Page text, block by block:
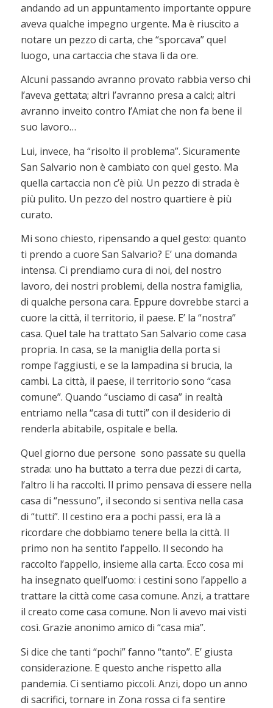
andando ad un appuntamento importante oppure
aveva qualche impegno urgente. Ma è riuscito a
notare un pezzo di carta, che “sporcava” quel
luogo, una cartaccia che stava lì da ore.
Alcuni passando avranno provato rabbia verso chi
l’aveva gettata; altri l’avranno presa a calci; altri
avranno inveito contro l’Amiat che non fa bene il
suo lavoro…
Lui, invece, ha “risolto il problema”. Sicuramente
San Salvario non è cambiato con quel gesto. Ma
quella cartaccia non c’è più. Un pezzo di strada è
più pulito. Un pezzo del nostro quartiere è più
curato.
Mi sono chiesto, ripensando a quel gesto: quanto
ti prendo a cuore San Salvario? E’ una domanda
intensa. Ci prendiamo cura di noi, del nostro
lavoro, dei nostri problemi, della nostra famiglia,
di qualche persona cara. Eppure dovrebbe starci a
cuore la città, il territorio, il paese. E’ la “nostra”
casa. Quel tale ha trattato San Salvario come casa
propria. In casa, se la maniglia della porta si
rompe l’aggiusti, e se la lampadina si brucia, la
cambi. La città, il paese, il territorio sono “casa
comune”. Quando “usciamo di casa” in realtà
entriamo nella “casa di tutti” con il desiderio di
renderla abitabile, ospitale e bella.
Quel giorno due persone sono passate su quella
strada: uno ha buttato a terra due pezzi di carta,
l’altro li ha raccolti. Il primo pensava di essere nella
casa di “nessuno”, il secondo si sentiva nella casa
di “tutti”. Il cestino era a pochi passi, era là a
ricordare che dobbiamo tenere bella la città. Il
primo non ha sentito l’appello. Il secondo ha
raccolto l’appello, insieme alla carta. Ecco cosa mi
ha insegnato quell’uomo: i cestini sono l’appello a
trattare la città come casa comune. Anzi, a trattare
il creato come casa comune. Non li avevo mai visti
così. Grazie anonimo amico di “casa mia”.
Si dice che tanti “pochi” fanno “tanto”. E’ giusta
considerazione. E questo anche rispetto alla
pandemia. Ci sentiamo piccoli. Anzi, dopo un anno
di sacrifici, tornare in Zona rossa ci fa sentire